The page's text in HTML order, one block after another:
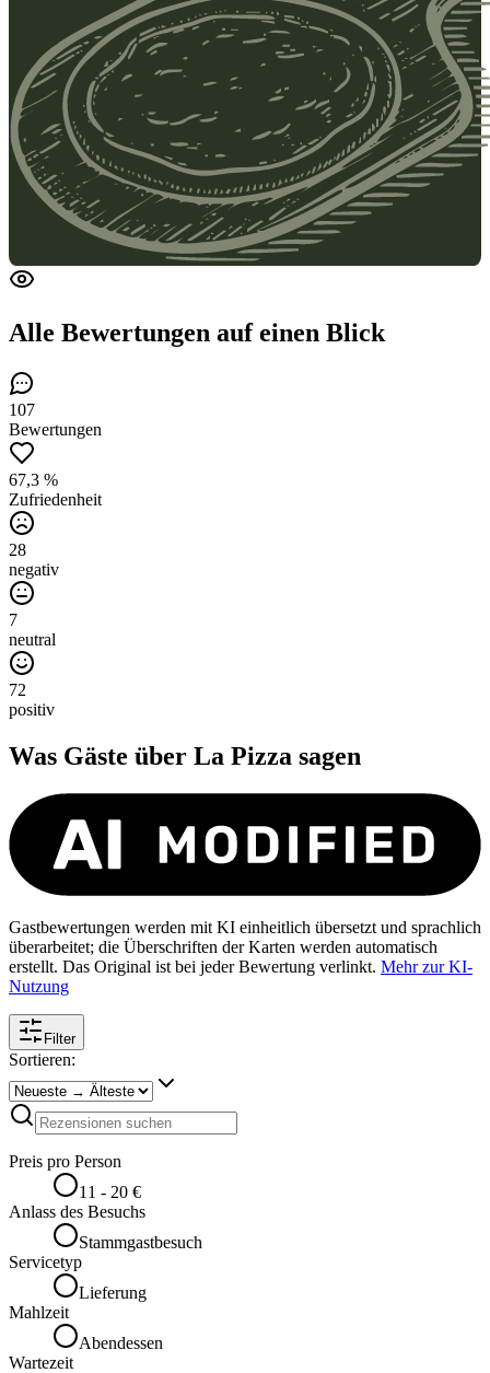
Alle Bewertungen auf einen Blick
107
Bewertungen
67,3 %
Zufriedenheit
28
negativ
7
neutral
72
positiv
Was Gäste über La Pizza sagen
Gastbewertungen werden mit KI einheitlich übersetzt und sprachlich
überarbeitet; die Überschriften der Karten werden automatisch
erstellt. Das Original ist bei jeder Bewertung verlinkt. Mehr zur KI-
Nutzung
Filter
Sortieren:
Preis pro Person
11 - 20 €
Anlass des Besuchs
Stammgastbesuch
Servicetyp
Lieferung
Mahlzeit
Abendessen
Wartezeit